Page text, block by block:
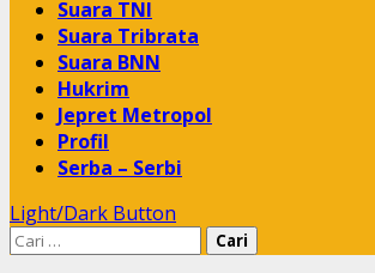
Suara TNI
Suara Tribrata
Suara BNN
Hukrim
Jepret Metropol
Profil
Serba – Serbi
Light/Dark Button
Cari